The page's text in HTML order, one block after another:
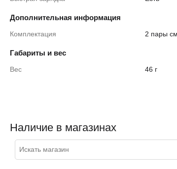
Дополнительная информация
Комплектация 2 пары
Габариты и вес
Вес 46 г
Наличие в магазинах